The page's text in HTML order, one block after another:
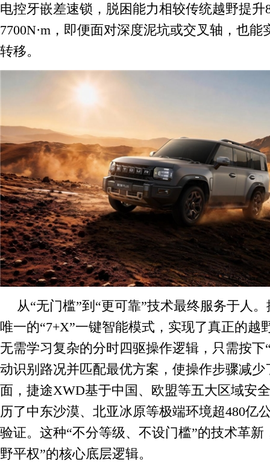
电控牙嵌差速锁，脱困能力相较传统越野提升
7700N·m，即便面对深度泥坑或交叉轴，也
转移。
从“无门槛”到“更可靠”技术最终服务于人
唯一的“7+X”一键智能模式，实现了真正的越
无需学习复杂的分时四驱操作逻辑，只需按下
动识别路况并匹配最优方案，使操作步骤减少
面，捷途XWD基于中国、欧盟等五大区域安
历了中东沙漠、北亚冰原等极端环境超480亿
验证。这种“不分等级、不设门槛”的技术革新
野平权”的核心底层逻辑。